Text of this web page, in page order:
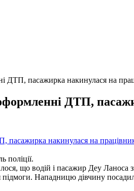
пасажирка накинулася на
ДТП,
поліції.
що водій і пасажир Деу
Нападницю дівчину